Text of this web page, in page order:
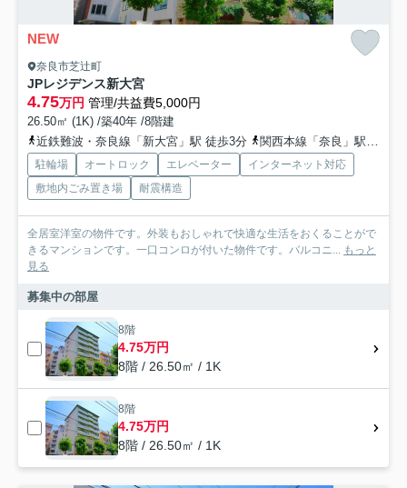
NEW
奈良市芝辻町
JPレジデンス新大宮
4.75万円 管理/共益費5,000円
26.50㎡ (1K) /築40年 /8階建
近鉄難波・奈良線「新大宮」駅 徒歩3分
関西本線「奈良」駅 徒歩17分
駐輪場 オートロック エレベーター
インターネット対応
敷地内ごみ置き場
耐震構造
全居室洋室の物件です。外装もおしゃれで快適な生活をおくることがで
きるマンションです。一口コンロが付いた物件です。バルコニ... もっと
見る
募集中の部屋
8階
4.75万円
8階 / 26.50㎡ / 1K
8階
4.75万円
8階 / 26.50㎡ / 1K